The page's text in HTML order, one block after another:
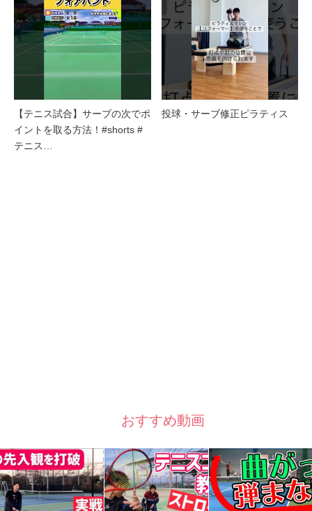
【テニス試合】サーブの次でポ
イントを取る方法！#shorts #
テニス…
投球・サーブ修正ピラティス
おすすめ動画